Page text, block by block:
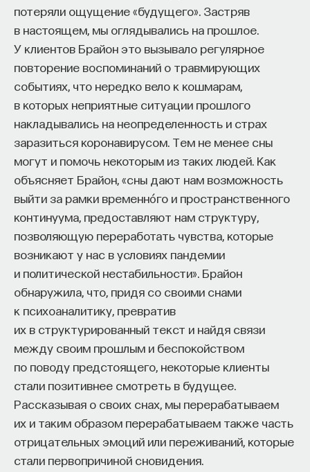
потеряли ощущение «будущего». Застряв
в настоящем, мы оглядывались на прошлое.
У клиентов Брайон это вызывало регулярное
повторение воспоминаний о травмирующих
событиях, что нередко вело к кошмарам,
в которых неприятные ситуации прошлого
накладывались на неопределенность и страх
заразиться коронавирусом. Тем не менее сны
могут и помочь некоторым из таких людей. Как
объясняет Брайон, «сны дают нам возможность
выйти за рамки временно́го и пространственного
континуума, предоставляют нам структуру,
позволяющую переработать чувства, которые
возникают у нас в условиях пандемии
и политической нестабильности». Брайон
обнаружила, что, придя со своими снами
к психоаналитику, превратив
их в структурированный текст и найдя связи
между своим прошлым и беспокойством
по поводу предстоящего, некоторые клиенты
стали позитивнее смотреть в будущее.
Рассказывая о своих снах, мы перерабатываем
их и таким образом перерабатываем также часть
отрицательных эмоций или переживаний, которые
стали первопричиной сновидения.